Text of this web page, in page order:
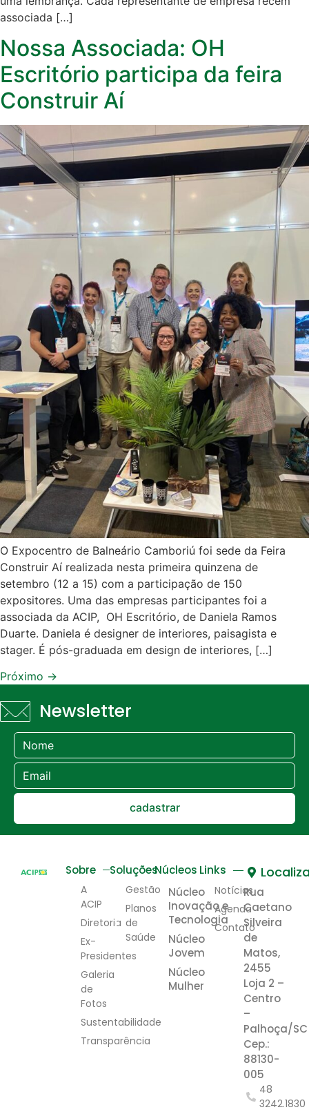
associada […]
Nossa Associada: OH
Escritório participa da feira
Construir Aí
O Expocentro de Balneário Camboriú foi sede da Feira
Construir Aí realizada nesta primeira quinzena de
setembro (12 a 15) com a participação de 150
expositores. Uma das empresas participantes foi a
associada da ACIP, OH Escritório, de Daniela Ramos
Duarte. Daniela é designer de interiores, paisagista e
stager. É pós-graduada em design de interiores, […]
Próximo →
Newsletter
cadastrar
Sobre
A
ACIP
Diretoria
Ex-
Presidentes
Galeria
de
Fotos
Sustentabilidade
Transparência
Soluções
Gestão
Planos
de
Saúde
Núcleos
Núcleo
Inovação e
Tecnologia
Núcleo
Jovem
Núcleo
Mulher
Links
Notícias
Agenda
Contato
Rua
Caetano
Silveira
de
Matos,
2455
Loja 2 –
Centro
–
Palhoça/SC
Cep.:
88130-
005
48
3242.1830